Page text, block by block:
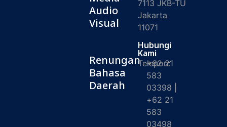
Audio
Visual
Renungan
Bahasa
Daerah
7113 JKB-TU
Jakarta
11071
Hubungi
Kami
Telepon:
+62 21
583
03398 |
+62 21
583
03498